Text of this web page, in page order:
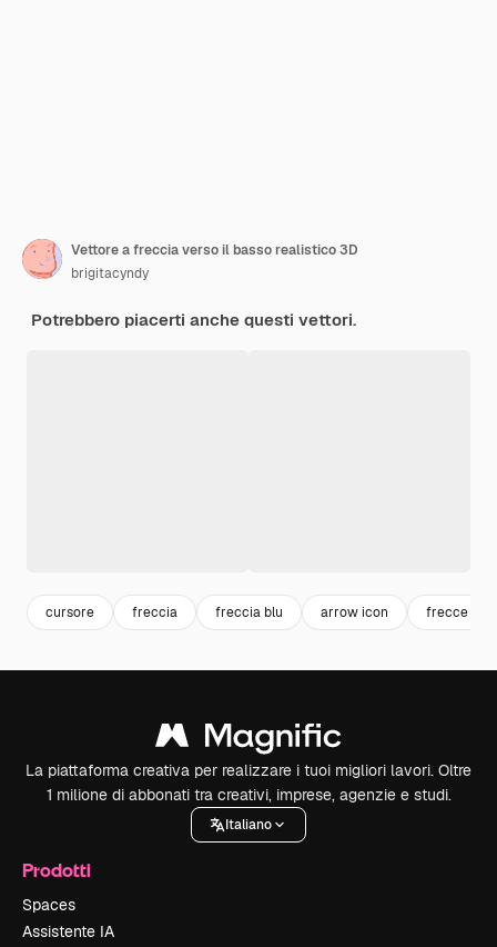
Vettore a freccia verso il basso realistico 3D
brigitacyndy
Potrebbero piacerti anche questi vettori.
cursore freccia freccia blu arrow icon frecce
La piattaforma creativa per realizzare i tuoi migliori lavori. Oltre
1 milione di abbonati tra creativi, imprese, agenzie e studi.
Italiano
Prodotti
Spaces
Assistente IA